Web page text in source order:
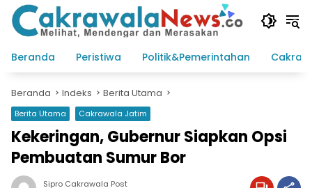
Langsung
konten
Beranda
Peristiwa Politik&Pemerintahan
Beranda Indeks Berita Utama
Berita Utama Cakrawala Jatim
Kekeringan, Gubernur Siapkan Opsi
Pembuatan Sumur Bor
Sipro Cakrawala Post